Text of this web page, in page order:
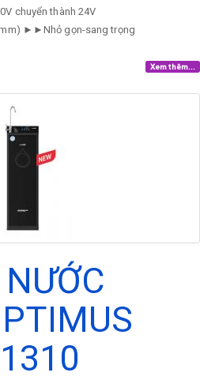
chuyển thành 24V
mm) ►►Nhỏ gọn-sang trọng
Xem thêm...